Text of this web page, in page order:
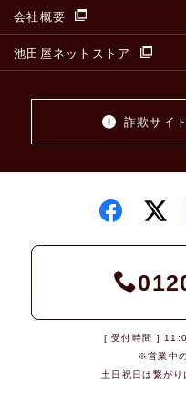
会社概要
池田屋ネットストア
詐欺サイ
[ 受付時間 ]
※営業中
土日祝日は繋がり